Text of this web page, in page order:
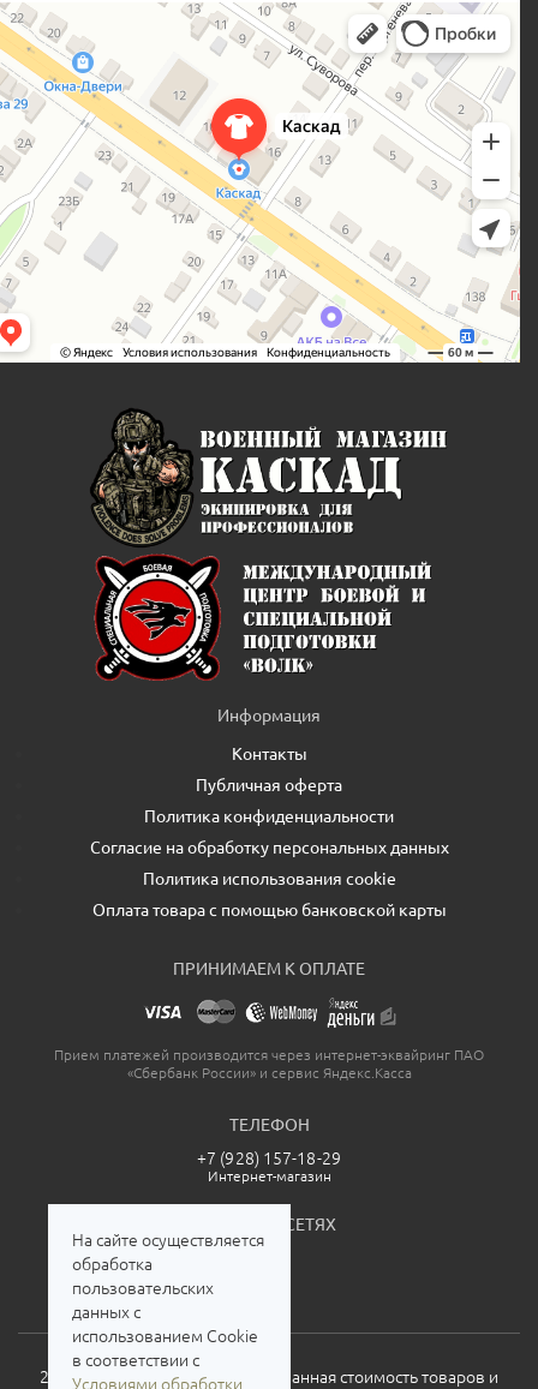
Информация
Контакты
Публичная оферта
Политика конфиденциальности
Согласие на обработку персональных данных
Политика использования cookie
Оплата товара с помощью банковской карты
ПРИНИМАЕМ К ОПЛАТЕ
Прием платежей производится через интернет-эквайринг ПАО
«Сбербанк России» и сервис Яндекс.Касса
ТЕЛЕФОН
+7 (928) 157-18-29
Интернет-магазин
МЫ В СОЦСЕТЯХ
2026. Все права защищены. Указанная стоимость товаров и
На сайте осуществляется
обработка
пользовательских
данных с
использованием Cookie
в соответствии с
Условиями обработки